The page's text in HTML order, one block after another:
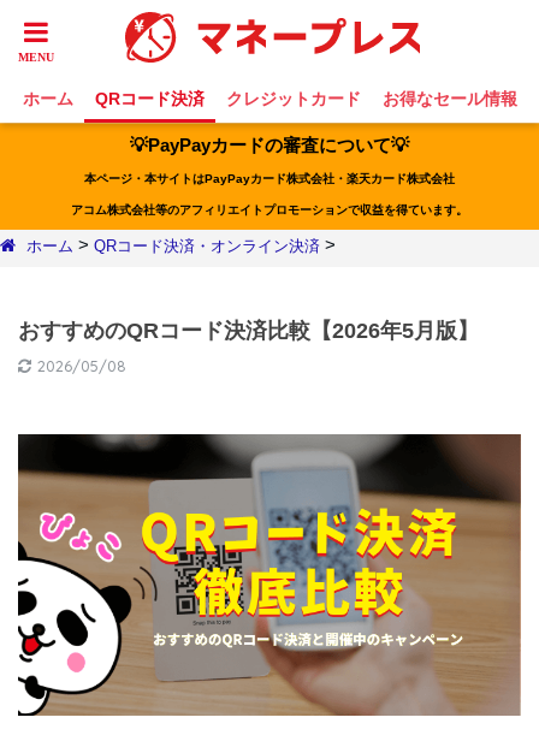
ホーム QRコード決済 クレジットカード お得なセール情報
💡PayPayカードの審査について💡
本ページ・本サイトはPayPayカード株式会社・楽天カード株式会社
アコム株式会社等のアフィリエイトプロモーションで収益を得ています。
ホーム > QRコード決済・オンライン決済 >
おすすめのQRコード決済比較【2026年5月版】
2026/05/08